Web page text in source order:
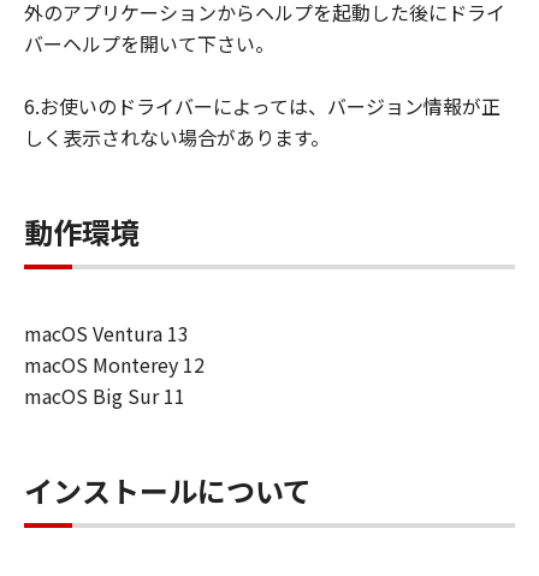
外のアプリケーションからヘルプを起動した後にドライ
バーヘルプを開いて下さい。
6.お使いのドライバーによっては、バージョン情報が正
しく表示されない場合があります。
動作環境
macOS Ventura 13
macOS Monterey 12
macOS Big Sur 11
インストールについて